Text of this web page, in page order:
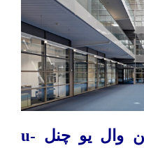
وال یو چنل u-